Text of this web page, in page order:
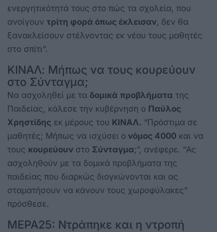
ενεργητικότητά τους στο πώς τα σχολεία, που
ανοίγουν τρίτη φορά όπως έκλεισαν , δεν θα
ξανακλείσουν στέλνοντας εκ νέου τους μαθητές
στο σπίτι”.
ΚΙΝΑΛ: Μήπως να τους κουρεύουν
στο Σύνταγμα;
Να ασχοληθεί με τα δομικά προβλήματα της
Παιδείας, κάλεσε την κυβέρνηση ο Παύλος
Χρηστίδης εκ μέρους του ΚΙΝΑΛ. “Πρόστιμα σε
μαθητές; Μήπως να ισχύσει ο νόμος 4000 και να
τους κουρεύουν στο Σύνταγμα;”, ανέφερε. “Ας
ασχοληθούν με τα δομικά προβλήματα της
παιδείας που διαρκώς διογκώνονται και ας
σταματήσουν να κάνουν τους χωροφύλακες”
πρόσθεσε.
ΜΕΡΑ25: Ντράπηκε και η ντροπή